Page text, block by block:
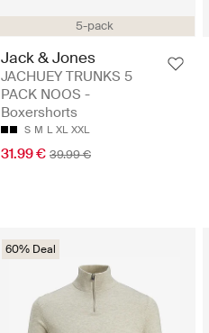
5-pack
Jack & Jones
JACHUEY TRUNKS 5
PACK NOOS -
Boxershorts
S M L XL XXL
31.99 € 39.99 €
60% Deal